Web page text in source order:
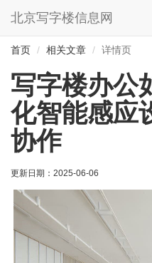
北京写字楼信息网
首页 相关文章 详情页
写字楼办公
化智能感应
协作
更新日期： 2025-06-06